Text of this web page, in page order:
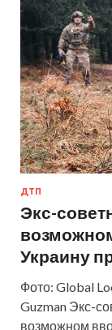
ДТП
Экс-
Украину
Фото: Global
Guzman Экс-
возможном